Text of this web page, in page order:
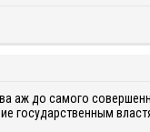
аж до самого
государственным